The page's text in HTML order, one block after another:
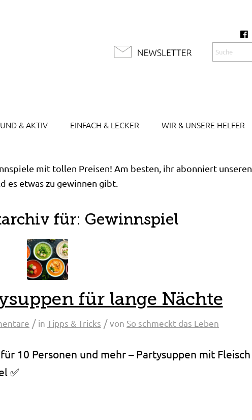
& AKTIV EINFACH & LECKER WIR & UNSERE HELFER
mit tollen Preisen! Am besten, ihr abonniert unseren
es etwas zu gewinnen gibt.
für: Gewinnspiel
für lange Nächte
/ in Tipps & Tricks / von So schmeckt das Leben
10 Personen und mehr – Partysuppen mit Fleisch
✅